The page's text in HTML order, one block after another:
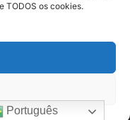
TODOS os cookies.
0001-36 End .
Fernandez – Sala
66045.315
Português